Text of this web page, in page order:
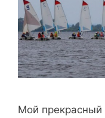
Мой прекрасный